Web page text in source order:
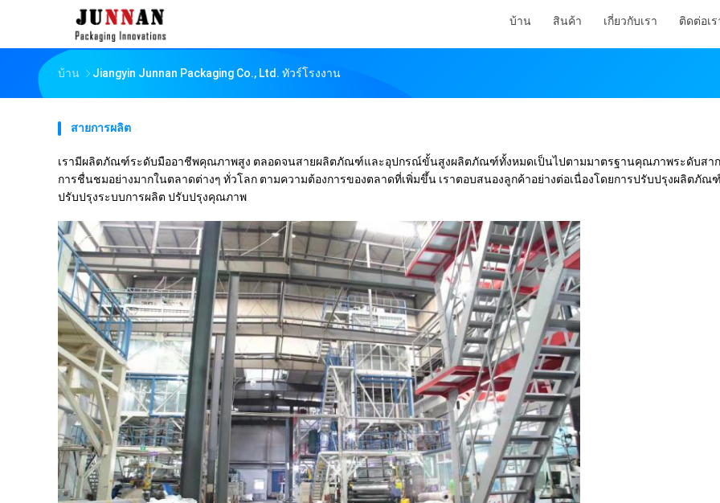
บ้าน สินค้า เกี่ยวกับเรา ติดต่อเร
บ้าน Jiangyin Junnan Packaging Co., Ltd. ทัวร์โรงงาน
สายการผลิต
เรามีผลิตภัณฑ์ระดับมืออาชีพคุณภาพสูง ตลอดจนสายผลิตภัณฑ์และอุปกรณ์ขั้นสูงผลิตภัณฑ์ทั้งหมดเป็นไปตามมาตรฐานคุณภาพระดับสา
การชื่นชมอย่างมากในตลาดต่างๆ ทั่วโลก ตามความต้องการของตลาดที่เพิ่มขึ้น เราตอบสนองลูกค้าอย่างต่อเนื่องโดยการปรับปรุงผลิตภัณ
ปรับปรุงระบบการผลิต ปรับปรุงคุณภาพ